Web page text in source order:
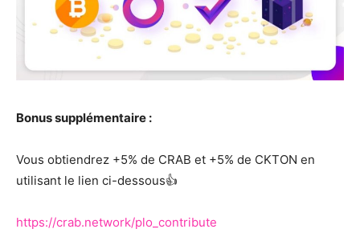
Bonus supplémentaire :
Vous obtiendrez +5% de CRAB et +5% de CKTON en
utilisant le lien ci-dessous👍
https://crab.network/plo_contribute